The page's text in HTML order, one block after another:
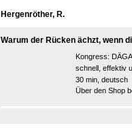
Hergenröther, R.
Warum der Rücken ächzt, wenn
Kongress:
schnell, effektiv
30 min, deutsch
Über den Shop